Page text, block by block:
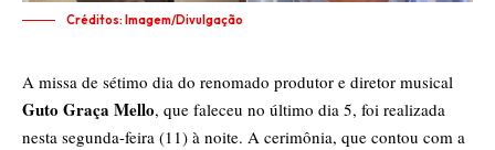
Créditos: Imagem/Divulgação
A missa de sétimo dia do renomado produtor e diretor musical
Guto Graça Mello, que faleceu no último dia 5, foi realizada
nesta segunda-feira (11) à noite. A cerimônia, que contou com a